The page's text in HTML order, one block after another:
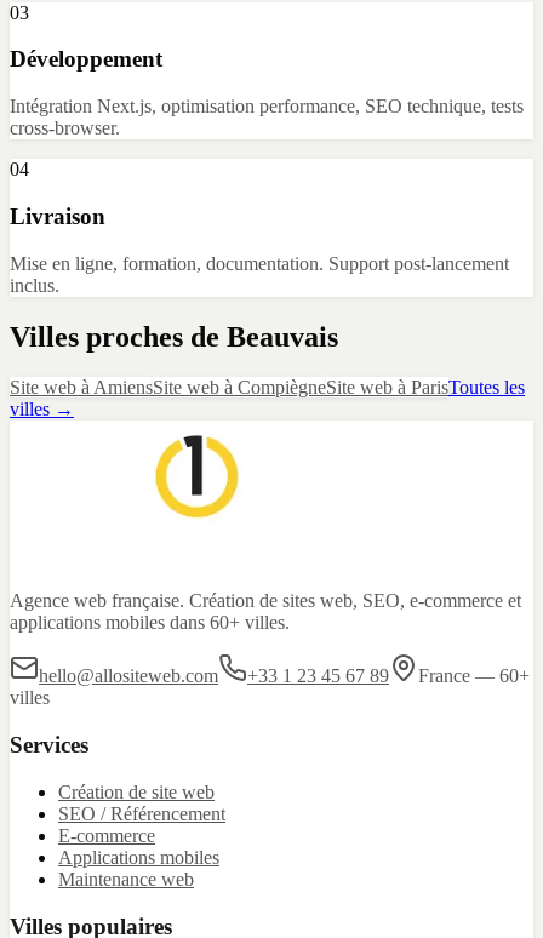
03
Développement
Intégration Next.js, optimisation performance, SEO technique, tests
cross-browser.
04
Livraison
Mise en ligne, formation, documentation. Support post-lancement
inclus.
Villes proches de Beauvais
Site web àAmiensSite web à CompiègneSite web à ParisToutes les
villes →
Agence web française. Création de sites web, SEO, e-commerce et
applications mobiles dans 60+ villes.
hello@allositeweb.com +33 1 23 45 67 89
France — 60+
villes
Services
Création de site web
SEO / Référencement
E-commerce
Applications mobiles
Maintenance web
Villes populaires